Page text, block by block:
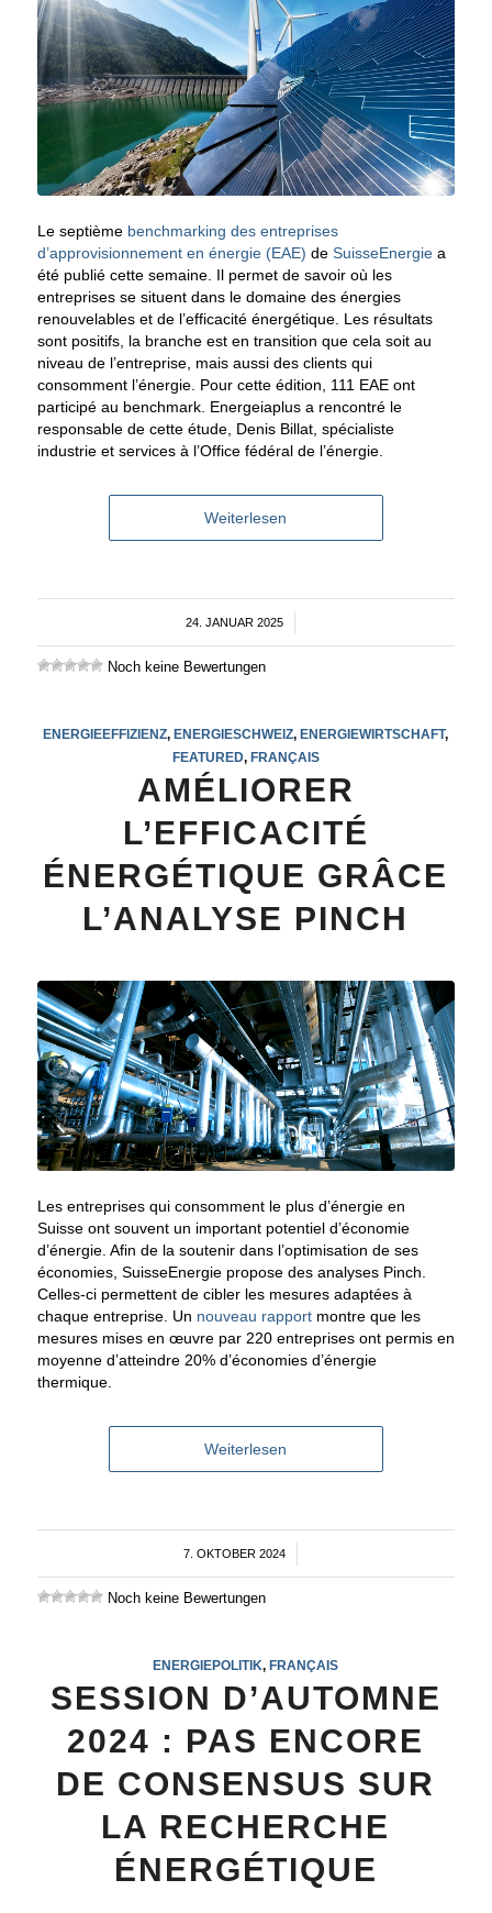
Le septième benchmarking des entreprises
d’approvisionnement en énergie (EAE) de SuisseEnergiea
été publié cette semaine. Il permet de savoir où les
entreprises se situent dans le domaine des énergies
renouvelables et de l’efficacité énergétique. Les résultats
sont positifs, la branche est en transition que cela soit au
niveau de l’entreprise, mais aussi des clients qui
consomment l’énergie. Pour cette édition, 111 EAE ont
participé au benchmark. Energeiaplus a rencontré le
responsable de cette étude, Denis Billat, spécialiste
industrie et services à l’Office fédéral de l’énergie.
Weiterlesen
24. JANUAR 2025
/
Noch keine Bewertungen
ENERGIEEFFIZIENZ, ENERGIESCHWEIZ, ENERGIEWIRTSCHAFT,
FEATURED, FRANÇAIS
AMÉLIORER
L’EFFICACITÉ
ÉNERGÉTIQUE GRÂCE
L’ANALYSE PINCH
Les entreprises qui consomment le plus d’énergie en
Suisse ont souvent un important potentiel d’économie
d’énergie. Afin de la soutenir dans l’optimisation de ses
économies, SuisseEnergie propose des analyses Pinch.
Celles-ci permettent de cibler les mesures adaptées à
chaque entreprise. Un nouveau rapportmontre que les
mesures mises en œuvre par 220 entreprises ont permis en
moyenne d’atteindre 20% d’économies d’énergie
thermique.
Weiterlesen
7. OKTOBER 2024
/
Noch keine Bewertungen
ENERGIEPOLITIK,FRANÇAIS
SESSION D’AUTOMNE
2024 : PAS ENCORE
DE CONSENSUS SUR
LA RECHERCHE
ÉNERGÉTIQUE